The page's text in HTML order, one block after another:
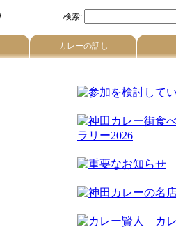
検索:
カレーの話し